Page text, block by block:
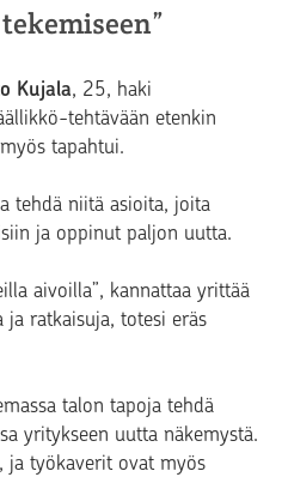
Kujala, 25, haki
tehtävään etenkin
tapahtui.
tehdä niitä asioita, joita
ja oppinut paljon uutta.
aivoilla”, kannattaa yrittää
ratkaisuja, totesi eräs
talon tapoja tehdä
yritykseen uutta näkemystä.
ja työkaverit ovat myös